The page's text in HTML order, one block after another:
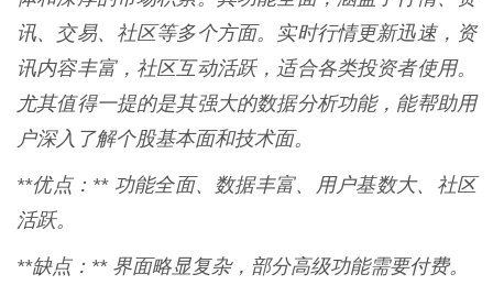
讯、交易、社区等多个方面。实时行情更新迅速，资
讯内容丰富，社区互动活跃，适合各类投资者使用。
尤其值得一提的是其强大的数据分析功能，能帮助用
户深入了解个股基本面和技术面。
**优点：** 功能全面、数据丰富、用户基数大、社区
活跃。
**缺点：** 界面略显复杂，部分高级功能需要付费。